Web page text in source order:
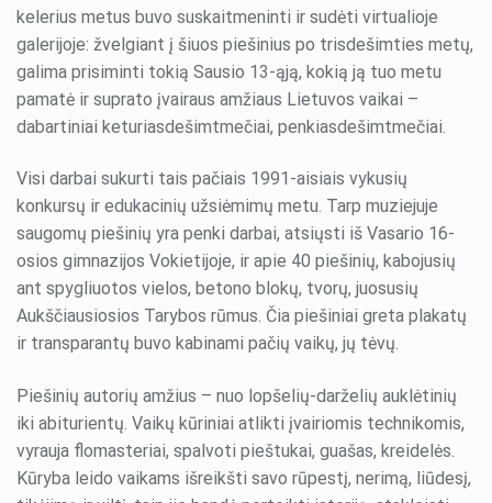
kelerius metus buvo suskaitmeninti ir sudėti virtualioje
galerijoje: žvelgiant į šiuos piešinius po trisdešimties metų,
galima prisiminti tokią Sausio 13-ąją, kokią ją tuo metu
pamatė ir suprato įvairaus amžiaus Lietuvos vaikai –
dabartiniai keturiasdešimtmečiai, penkiasdešimtmečiai.
Visi darbai sukurti tais pačiais 1991-aisiais vykusių
konkursų ir edukacinių užsiėmimų metu. Tarp muziejuje
saugomų piešinių yra penki darbai, atsiųsti iš Vasario 16-
osios gimnazijos Vokietijoje, ir apie 40 piešinių, kabojusių
ant spygliuotos vielos, betono blokų, tvorų, juosusių
Aukščiausiosios Tarybos rūmus. Čia piešiniai greta plakatų
ir transparantų buvo kabinami pačių vaikų, jų tėvų.
Piešinių autorių amžius – nuo lopšelių-darželių auklėtinių
iki abiturientų. Vaikų kūriniai atlikti įvairiomis technikomis,
vyrauja flomasteriai, spalvoti pieštukai, guašas, kreidelės.
Kūryba leido vaikams išreikšti savo rūpestį, nerimą, liūdesį,